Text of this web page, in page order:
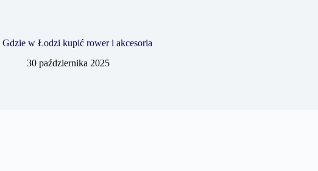
Gdzie w Łodzi kupić rower i akcesoria
30 października 2025